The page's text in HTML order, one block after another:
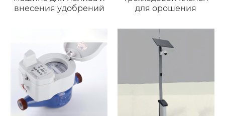
внесения удобрений
для орошения